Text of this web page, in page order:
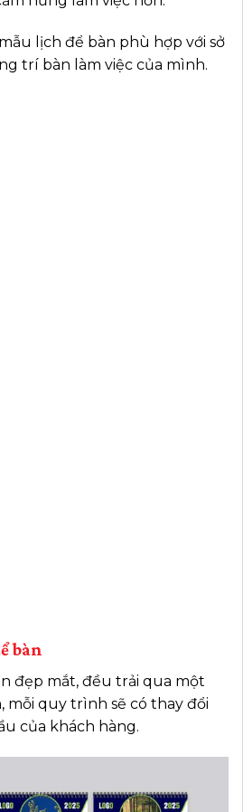
lịch để bàn phù hợp với sở
trí bàn làm việc của mình.
bàn
đẹp mắt, đều trải qua một
quy trình sẽ có thay đổi
của khách hàng.